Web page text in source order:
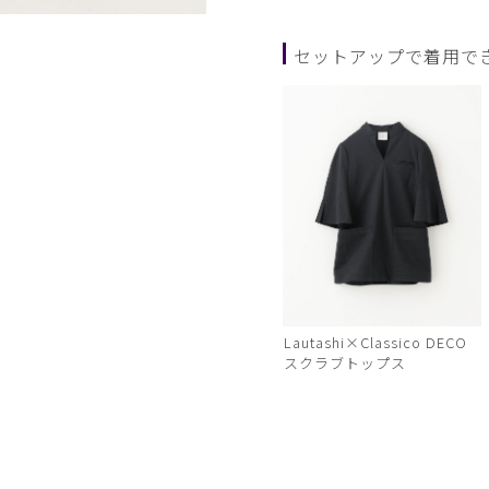
セットアップで着用で
Lautashi×Classico DECO
スクラブトップス